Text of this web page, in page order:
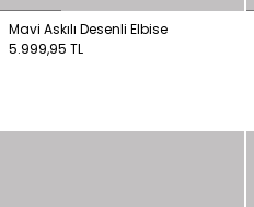
Mavi Askılı Desenli Elbise
5.999,95 TL